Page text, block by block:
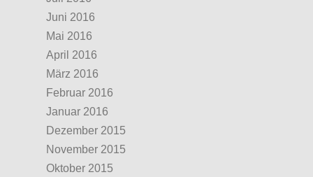
Juni 2016
Mai 2016
April 2016
März 2016
Februar 2016
Januar 2016
Dezember 2015
November 2015
Oktober 2015